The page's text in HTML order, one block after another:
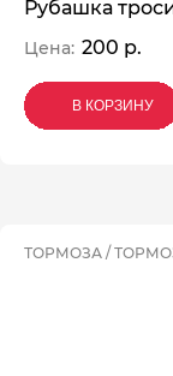
Рубашка
Цена: 200 р.
В КОРЗИНУ
В КОРЗИНУ
В КОРЗИНУ
ТОРМОЗА /